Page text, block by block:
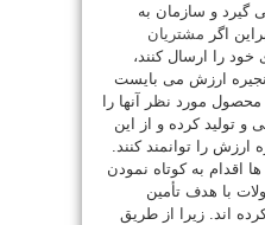
و سازمان به
اگر مشتریان
را ارسال کنند،
ارزش می بایست
مورد نظر آنها را
و تولید کرده و از این
را توانمند کنند.
اقدام به کوتاه نمودن
با هدف تأمین
اند. زیرا از طریق